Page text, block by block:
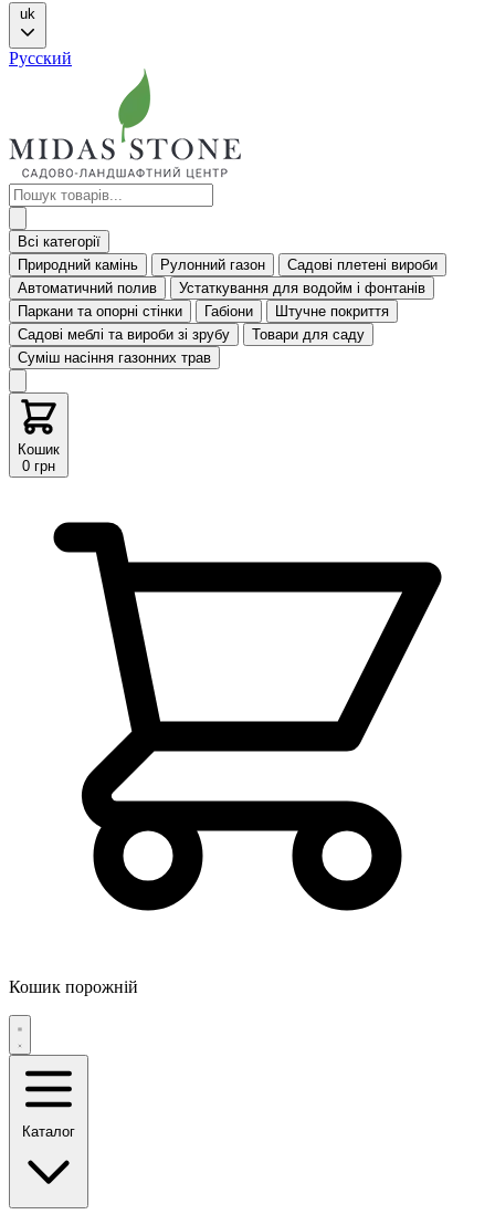
uk
Русский
Всі категорії
Природний камінь
Рулонний газон
Садові плетені вироби
Автоматичний полив
Устаткування для водойм і фонтанів
Паркани та опорні стінки
Габіони
Штучне покриття
Садові меблі та вироби зі зрубу
Товари для саду
Суміш насіння газонних трав
Кошик
0 грн
Кошик порожній
Каталог